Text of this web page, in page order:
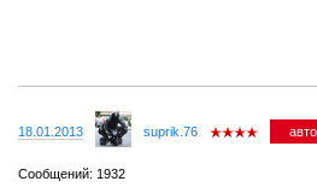
18.01.2013 suprik.76
Сообщений: 1932